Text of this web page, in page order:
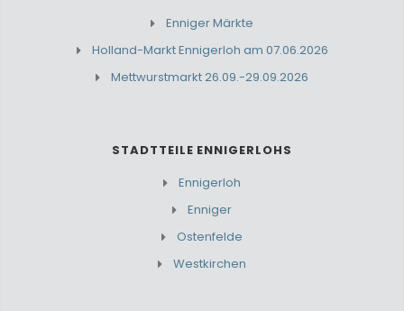
Enniger Märkte
Holland-Markt Ennigerloh am 07.06.2026
Mettwurstmarkt 26.09.-29.09.2026
STADTTEILE ENNIGERLOHS
Ennigerloh
Enniger
Ostenfelde
Westkirchen